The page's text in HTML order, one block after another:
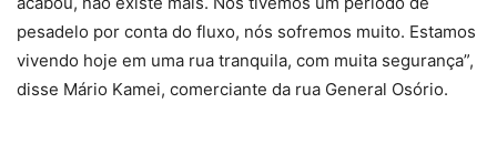
pesadelo por conta do fluxo, nós sofremos muito. Estamos
vivendo hoje em uma rua tranquila, com muita segurança”,
disse Mário Kamei, comerciante da rua General Osório.